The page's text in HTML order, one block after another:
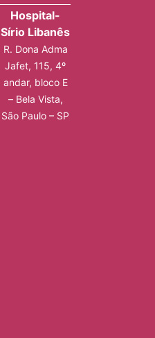
Hospital-
Sírio Libanês
R. Dona Adma
Jafet, 115, 4º
andar, bloco E
– Bela Vista,
São Paulo – SP